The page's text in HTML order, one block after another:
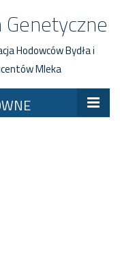
Hodowców Bydła i
Mleka